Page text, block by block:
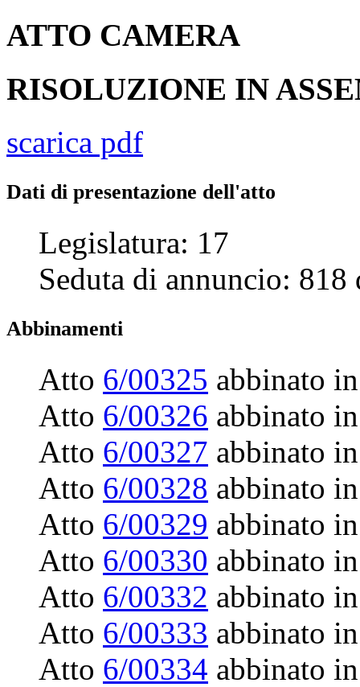
ATTO CAMERA
RISOLUZIONE IN
scarica pdf
Dati di presentazione dell'atto
Legislatura: 17
Seduta di annuncio: 818
Abbinamenti
Atto 6/00325 abbinato
Atto 6/00326 abbinato
Atto 6/00327 abbinato
Atto 6/00328 abbinato
Atto 6/00329 abbinato
Atto 6/00330 abbinato
Atto 6/00332 abbinato
Atto 6/00333 abbinato
Atto 6/00334 abbinato